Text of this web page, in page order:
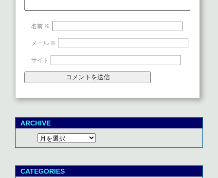
名前 ※
メール ※
サイト
ARCHIVE
CATEGORIES